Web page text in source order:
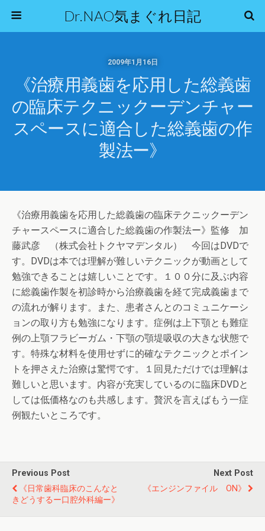
Dr.NAO気まぐれ日記
2009年1月16日
《治療用義歯を応用した総義歯
の臨床テクニックーデンチャー
スペースに適合した総義歯の作
製法ー》
《治療用義歯を応用した総義歯の臨床テクニックーデン
チャースペースに適合した総義歯の作製法ー》監修 加
藤武彦 （株式会社トクヤマデンタル） 今回はDVDで
す。DVDは本では理解が難しいテクニックが動画として
勉強できることは嬉しいことです。１００分に及ぶ内容
に総義歯作製を初診時から治療義歯を経て完成義歯まで
の流れが解ります。また、患者さんとのコミュニケーシ
ョンの取り方も勉強になります。症例は上下顎とも難症
例の上顎フラビーガム・下顎の顎堤吸収の大きな状態で
す。特殊な材料を使用せずに的確なテクニックとポイン
トを押さえた治療は驚愕です。１回見ただけでは理解は
難しいと思います。内容が充実しているのに臨床DVDと
しては低価格なのも共感します。贅沢を言えばもう一症
例観たいところです。
Previous Post
《日常歯科臨床のこんなと
きどうするー口腔外科編ー》
Next Post
《エンジンファイル ON》